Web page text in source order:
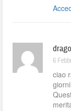
drago
6
ciao